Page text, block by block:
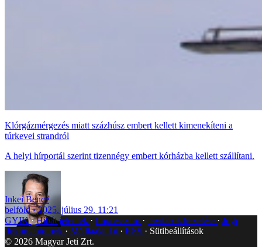
Klórgázmérgezés miatt százhúsz embert kellett kimenekíteni a
túrkevei strandról
A helyi hírportál szerint tizennégy embert kórházba kellett szállítani.
Inkei Bence
belföld
2025. július 29. 11:21
GYIK Hibát jelentek Impresszum Javítások kezelése
Jogi
dokumentumok
Médiaajánlat RSS
Sütibeállítások
© 2026 Magyar Jeti Zrt.